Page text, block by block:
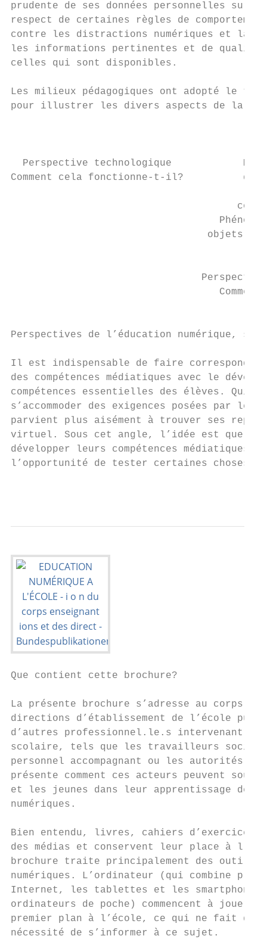
prudente de ses données
respect de certaines règles de
contre les distractions numériques et
les informations pertinentes et de
celles qui sont disponibles.
Les milieux pédagogiques ont adopté
pour illustrer les divers aspects de la
Perspective technologique
Comment cela fonctionne-t-il?
objets et
Comment
Perspectives de l’éducation
Il est indispensable de faire
des compétences médiatiques avec le
compétences essentielles des élèves.
s’accommoder des exigences posées
parvient plus aisément à trouver ses
virtuel. Sous cet angle, l’idée est que
développer leurs compétences
l’opportunité de tester certaines
Que contient cette brochure?
La présente brochure s’adresse au
directions d’établissement de l’école
d’autres professionnel.le.s intervenant
scolaire, tels que les travailleurs
personnel accompagnant ou les autorités
présente comment ces acteurs peuvent
et les jeunes dans leur apprentissage
numériques.
Bien entendu, livres, cahiers d’exercice
des médias et conservent leur place à
brochure traite principalement des
numériques. L’ordinateur (qui combine
Internet, les tablettes et les
ordinateurs de poche) commencent à jouer
premier plan à l’école, ce qui ne fait
nécessité de s’informer à ce